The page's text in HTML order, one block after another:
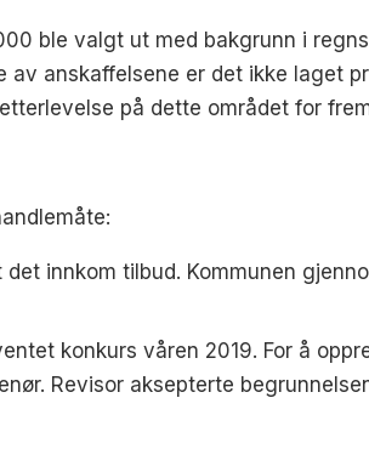
ble valgt ut med bakgrunn i
anskaffelsene er det ikke laget
på dette området for
innkom tilbud. Kommunen
konkurs våren 2019. For å
Revisor aksepterte